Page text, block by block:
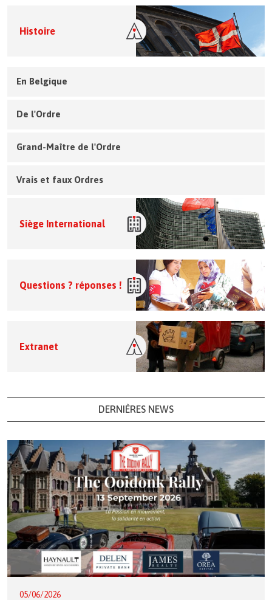
Histoire
En Belgique
De l'Ordre
Grand-Maître de l'Ordre
Vrais et faux Ordres
Siège International
Questions ? réponses !
Extranet
DERNIÈRES NEWS
05/06/2026